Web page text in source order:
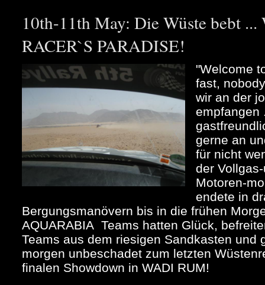
10th-11th May: Die Wüste bebt
RACER`S PARADISE!
"Welcome
fast,
wir an der
empfangen
gerne an
für nicht
der
Motoren-
endete in
Bergungsmanövern bis in die frühen
AQUARABIA Teams hatten Glück,
Teams aus dem riesigen Sandkasten und
morgen unbeschadet zum letzten
finalen Showdown in WADI RUM!